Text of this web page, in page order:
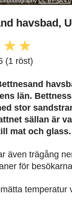
havsbad,
★★
(1 röst)
län.
stor
sällan är
mat och glass.
även trägång
för
temperatur